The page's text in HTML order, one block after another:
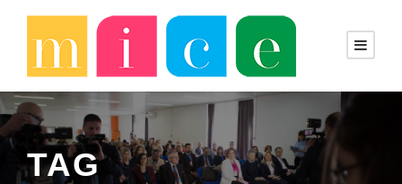
TAG